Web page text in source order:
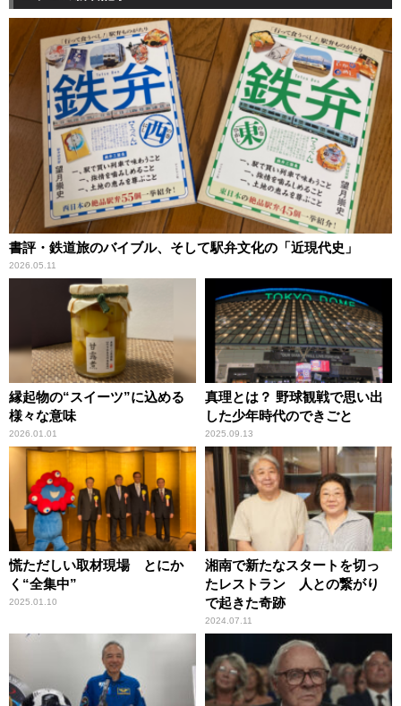
書評・鉄道旅のバイブル、そして駅弁文化の「近現代史」
2026.05.11
縁起物の“スイーツ”に込める
様々な意味
2026.01.01
真理とは？ 野球観戦で思い出
した少年時代のできごと
2025.09.13
慌ただしい取材現場 とにか
く“全集中”
2025.01.10
湘南で新たなスタートを切っ
たレストラン 人との繋がり
で起きた奇跡
2024.07.11